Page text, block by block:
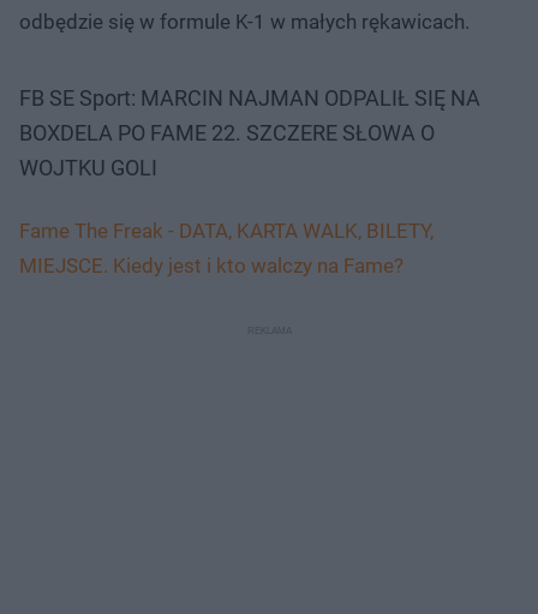
odbędzie się w formule K-1 w małych rękawicach.
FB SE Sport: MARCIN NAJMAN ODPALIŁ SIĘ NA
BOXDELA PO FAME 22. SZCZERE SŁOWA O
WOJTKU GOLI
Fame The Freak - DATA, KARTA WALK, BILETY,
MIEJSCE. Kiedy jest i kto walczy na Fame?